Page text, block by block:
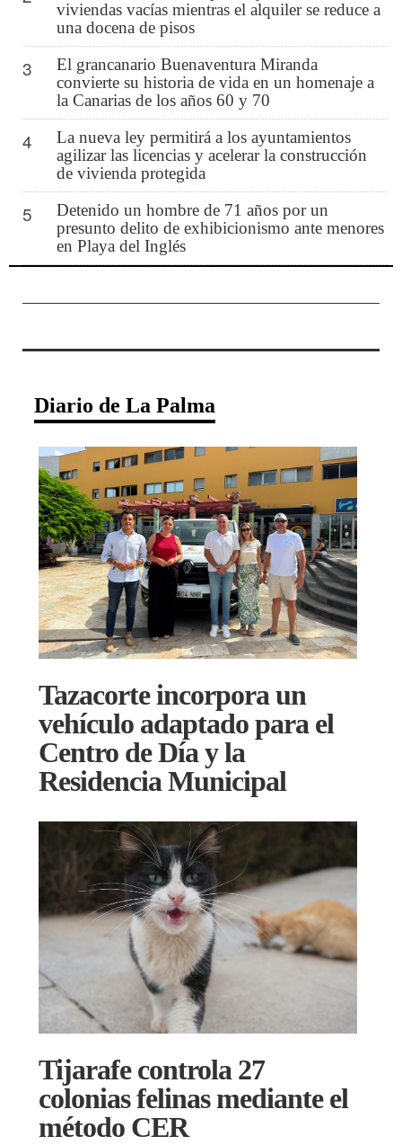
viviendas vacías mientras el alquiler se reduce a
una docena de pisos
3
El grancanario Buenaventura Miranda
convierte su historia de vida en un homenaje a
la Canarias de los años 60 y 70
4
La nueva ley permitirá a los ayuntamientos
agilizar las licencias y acelerar la construcción
de vivienda protegida
5
Detenido un hombre de 71 años por un
presunto delito de exhibicionismo ante menores
en Playa del Inglés
Diario de La Palma
Tazacorte incorpora un
vehículo adaptado para el
Centro de Día y la
Residencia Municipal
Tijarafe controla 27
colonias felinas mediante el
método CER